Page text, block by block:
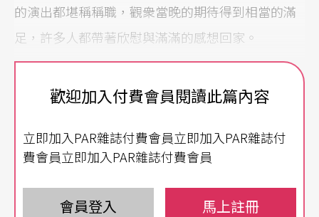
的演出都堪稱稱職，觀衆當晚的期待得到相當的滿
足，許多人都帶著欣慰與滿滿的感想回家。
年輕的鋼琴家表現出他的聰慧、決斷力以及極佳的
專業訓練，這的確是國際比賽必備的條件。李雲迪
並沒有選擇透過這次的演奏傳達大量不同的訊息─
話」。在李雲迪的指下，這首
蕭邦e小調的鋼琴協奏
歡迎加入付費會員閱讀此篇內容
立即加入PAR雜誌付費會員立即加入PAR雜誌付
費會員立即加入PAR雜誌付費會員
會員登入 馬上註冊